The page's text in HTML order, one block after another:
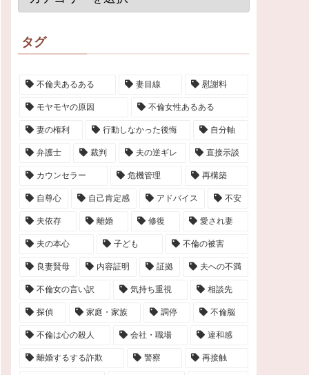
タグ
不倫夫あるある 妻目線 慰謝料
モヤモヤの原因 不倫女性あるある
妻の権利 行動しなかった後悔 自分軸
弁護士 裁判 夫の逆ギレ 直接示談
カウンセラー 危機管理 再構築
自尊心 自己肯定感 アドバイス 不安
夫依存 離婚 修復 愛され妻
夫の本心 子ども 不倫の被害
良妻賢母 内容証明 証拠 夫への不満
不倫女の言い訳 気持ち重視 相談先
探偵 家庭・家族 調停 不倫脳
不倫は心の殺人 会社・職場 違和感
離婚するする詐欺 警察 再接触